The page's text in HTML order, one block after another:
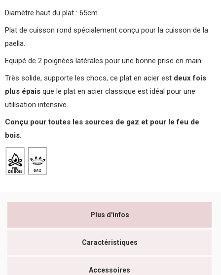
Diamètre haut du plat : 65cm
Plat de cuisson rond spécialement conçu pour la cuisson de la
paella.
Equipé de 2 poignées latérales pour une bonne prise en main.
Très solide, supporte les chocs, ce plat en acier est deux fois
plus épais que le plat en acier classique est idéal pour une
utilisation intensive.
Conçu pour toutes les sources de gaz et pour le feu de
bois.
Plus d'infos
Caractéristiques
Accessoires